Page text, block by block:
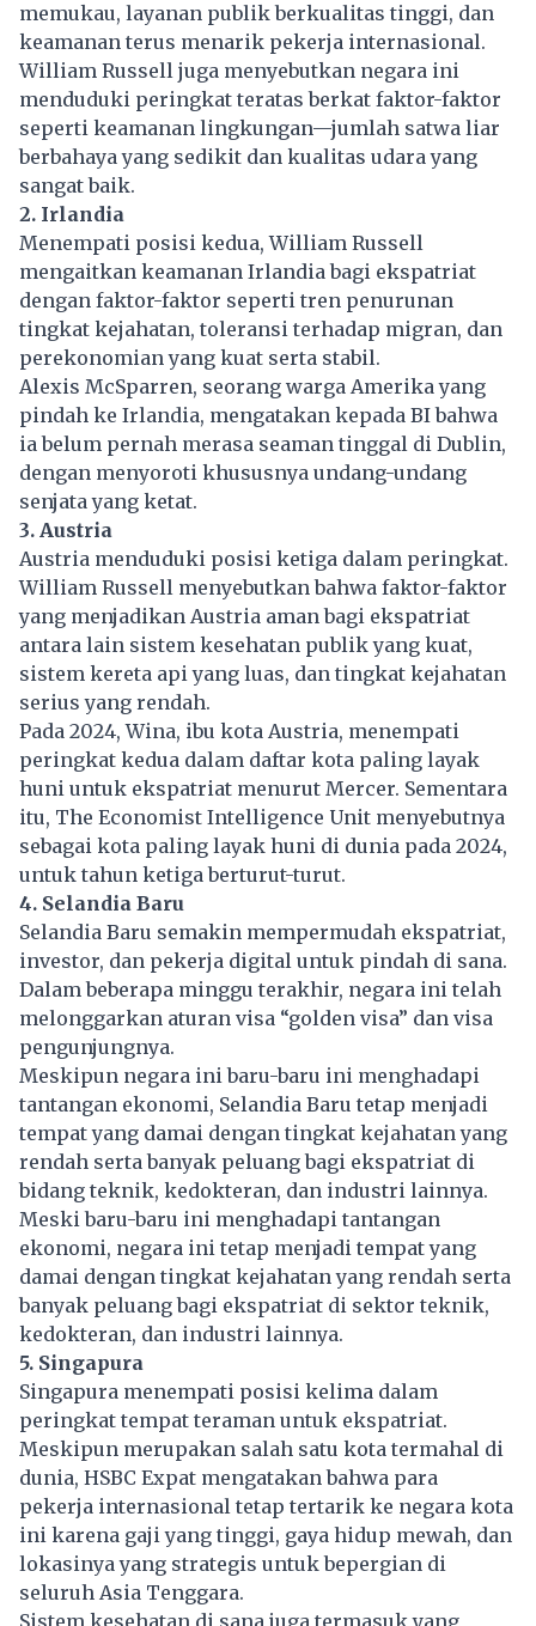
memukau, layanan publik berkualitas tinggi, dan
keamanan terus menarik pekerja internasional.
William Russell juga menyebutkan negara ini
menduduki peringkat teratas berkat faktor-faktor
seperti keamanan lingkungan—jumlah satwa liar
berbahaya yang sedikit dan kualitas udara yang
sangat baik.
2. Irlandia
Menempati posisi kedua, William Russell
mengaitkan keamanan Irlandia bagi ekspatriat
dengan faktor-faktor seperti tren penurunan
tingkat kejahatan, toleransi terhadap migran, dan
perekonomian yang kuat serta stabil.
Alexis McSparren, seorang warga Amerika yang
pindah ke Irlandia, mengatakan kepada BI bahwa
ia belum pernah merasa seaman tinggal di Dublin,
dengan menyoroti khususnya undang-undang
senjata yang ketat.
3. Austria
Austria menduduki posisi ketiga dalam peringkat.
William Russell menyebutkan bahwa faktor-faktor
yang menjadikan Austria aman bagi ekspatriat
antara lain sistem kesehatan publik yang kuat,
sistem kereta api yang luas, dan tingkat kejahatan
serius yang rendah.
Pada 2024, Wina, ibu kota Austria, menempati
peringkat kedua dalam daftar kota paling layak
huni untuk ekspatriat menurut Mercer. Sementara
itu, The Economist Intelligence Unit menyebutnya
sebagai kota paling layak huni di dunia pada 2024,
untuk tahun ketiga berturut-turut.
4. Selandia Baru
Selandia Baru semakin mempermudah ekspatriat,
investor, dan pekerja digital untuk pindah di sana.
Dalam beberapa minggu terakhir, negara ini telah
melonggarkan aturan visa “golden visa” dan visa
pengunjungnya.
Meskipun negara ini baru-baru ini menghadapi
tantangan ekonomi, Selandia Baru tetap menjadi
tempat yang damai dengan tingkat kejahatan yang
rendah serta banyak peluang bagi ekspatriat di
bidang teknik, kedokteran, dan industri lainnya.
Meski baru-baru ini menghadapi tantangan
ekonomi, negara ini tetap menjadi tempat yang
damai dengan tingkat kejahatan yang rendah serta
banyak peluang bagi ekspatriat di sektor teknik,
kedokteran, dan industri lainnya.
5. Singapura
Singapura menempati posisi kelima dalam
peringkat tempat teraman untuk ekspatriat.
Meskipun merupakan salah satu kota termahal di
dunia, HSBC Expat mengatakan bahwa para
pekerja internasional tetap tertarik ke negara kota
ini karena gaji yang tinggi, gaya hidup mewah, dan
lokasinya yang strategis untuk bepergian di
seluruh Asia Tenggara.
Sistem kesehatan di sana juga termasuk yang